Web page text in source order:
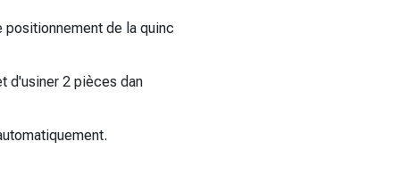
de la quinc
d'usiner 2 pièces dan